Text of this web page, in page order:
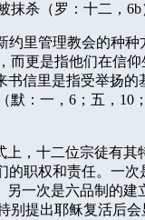
抹杀（罗：十二， 6b
约里管理教会的种
而更是指他们在信
书信里是指受举扬的
默：一， 6 ；五， 10
上，十二位宗徒有
的职权和责任。一
另一次是六品制的
别提出耶稣复活后